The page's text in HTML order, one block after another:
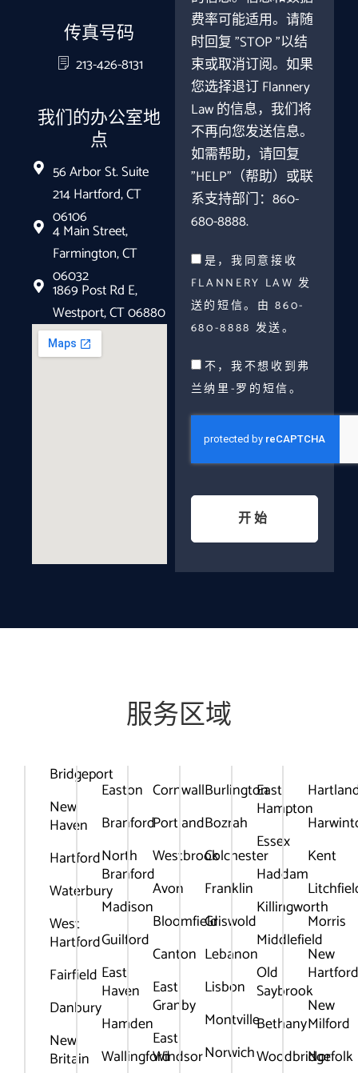
传真号码
213-426-8131
我们的办公室地
点
56 Arbor St. Suite
214 Hartford, CT
06106
4 Main Street,
Farmington, CT
06032
1869 Post Rd E,
Westport, CT 06880
费率可能适用。请随
时回复 "STOP "以结
束或取消订阅。如果
您选择退订 Flannery
Law 的信息，我们将
不再向您发送信息。
如需帮助，请回复
"HELP"（帮助）或联
系支持部门：860-
680-8888.
是，我同意接收
FLANNERY LAW 发
送的短信。由 860-
680-8888 发送。
不，我不想收到弗
兰纳里-罗的短信。
开始
服务区域
Bridgeport
New
Haven
Hartford
Waterbury
West
Hartford
Fairfield
Danbury
New
Britain
Easton
Branford
North
Branford
Madison
Guilford
East
Haven
Hamden
Wallingford
Cornwall
Portland
Westbrook
Avon
Bloomfield
Canton
East
Granby
East
Windsor
Burlington
Bozrah
Colchester
Franklin
Griswold
Lebanon
Lisbon
Montville
Norwich
East
Hampton
Essex
Haddam
Killingworth
Middlefield
Old
Saybrook
Bethany
Woodbridge
Kent
Morris
New
New
Milford
Norfolk